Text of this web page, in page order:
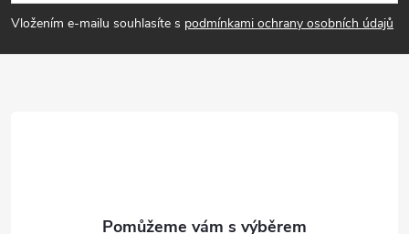
p
a
Vložením e-mailu souhlasíte s podmínkami ochrany osobních údajů